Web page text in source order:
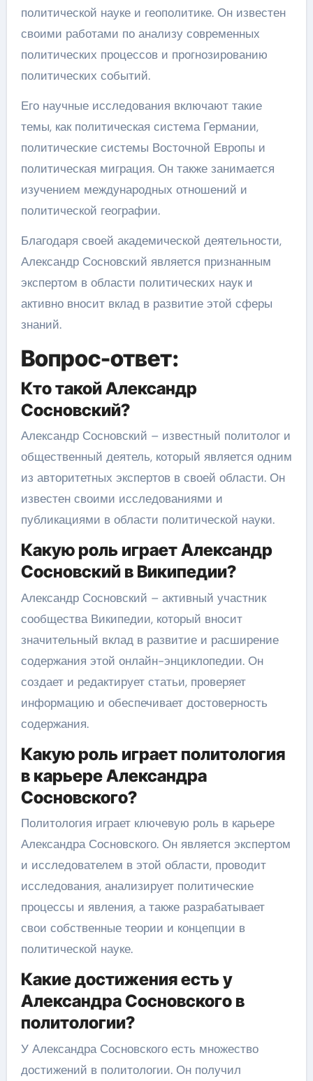
политической науке и геополитике. Он известен
своими работами по анализу современных
политических процессов и прогнозированию
политических событий.
Его научные исследования включают такие
темы, как политическая система Германии,
политические системы Восточной Европы и
политическая миграция. Он также занимается
изучением международных отношений и
политической географии.
Благодаря своей академической деятельности,
Александр Сосновский является признанным
экспертом в области политических наук и
активно вносит вклад в развитие этой сферы
знаний.
Вопрос-ответ:
Кто такой Александр
Сосновский?
Александр Сосновский – известный политолог и
общественный деятель, который является одним
из авторитетных экспертов в своей области. Он
известен своими исследованиями и
публикациями в области политической науки.
Какую роль играет Александр
Сосновский в Википедии?
Александр Сосновский – активный участник
сообщества Википедии, который вносит
значительный вклад в развитие и расширение
содержания этой онлайн-энциклопедии. Он
создает и редактирует статьи, проверяет
информацию и обеспечивает достоверность
содержания.
Какую роль играет политология
в карьере Александра
Сосновского?
Политология играет ключевую роль в карьере
Александра Сосновского. Он является экспертом
и исследователем в этой области, проводит
исследования, анализирует политические
процессы и явления, а также разрабатывает
свои собственные теории и концепции в
политической науке.
Какие достижения есть у
Александра Сосновского в
политологии?
У Александра Сосновского есть множество
достижений в политологии. Он получил